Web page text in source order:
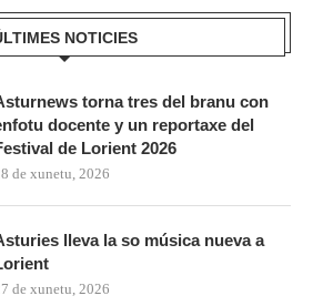
NOTICIES
torna tres del branu con
docente y un reportaxe del
de Lorient 2026
de xunetu, 2026
lleva la so música nueva a
de xunetu, 2026